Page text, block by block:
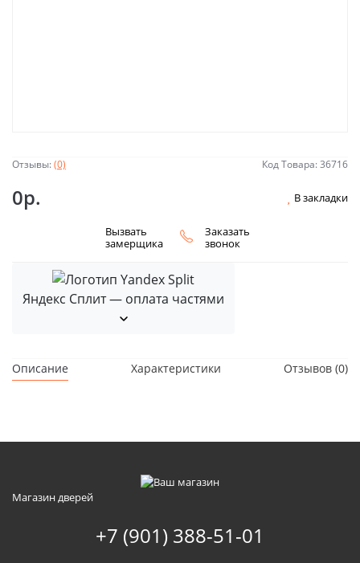
Отзывы:(0) Код Товара: 36716
0р. В закладки
Вызвать
замерщика
Заказать
звонок
Яндекс Сплит — оплата частями
Описание Характеристики Отзывов (0)
Магазин дверей
+7 (901) 388-51-01